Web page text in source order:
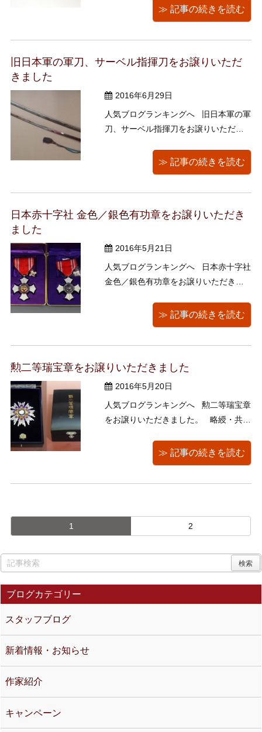
こちらにも柄に桜紋が入り、鮫皮に金
線が巻かれていました。 専用の革ベル
≫ 記事の続きを読む
旧日本軍の軍刀、サーベル指揮刀をお譲りいただ
きました
2016年6月29日
人気ブログランキングへ 旧日本軍の軍
刀、サーベル指揮刀をお譲りいただき
た。 柄には桜紋が入り、鍔の部分に
はアールデコ調の装飾が施されていま
≫ 記事の続きを読む
日本赤十字社 金色／銀色有功章をお譲りいただき
ました
2016年5月21日
人気ブログランキングへ 日本赤十字社
金色／銀色有功章をお譲りいただきま
た方や、高額の寄付をされた方などに
勲章として授与されました。 ｂyキョー
≫ 記事の続きを読む
勲二等瑞宝章をお譲りいただきました
2016年5月20日
人気ブログランキングへ 勲二等瑞宝章
をお譲りいただきました。 略綬・共箱
でした。 byキョーコ 人気ブログラン
≫ 記事の続きを読む
1 2
ブログカテゴリー
スタッフブログ
新着情報・お知らせ
作家紹介
キャンペーン